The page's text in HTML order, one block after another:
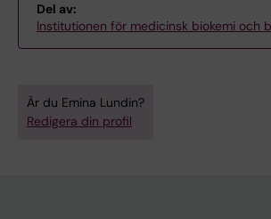
Del av:
Institutionen för medicinsk biokemi och
Är du Emina Lundin?
Redigera din profil